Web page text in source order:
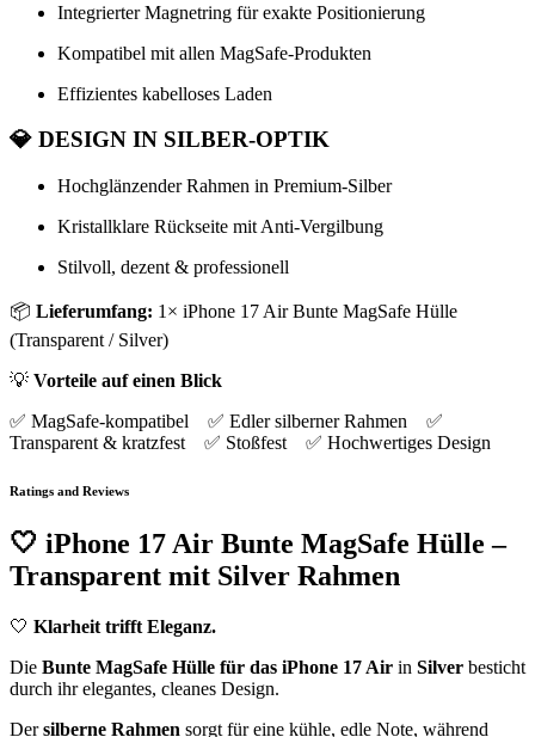
Integrierter Magnetring für exakte Positionierung
Kompatibel mit allen MagSafe-Produkten
Effizientes kabelloses Laden
💎 DESIGN IN SILBER-OPTIK
Hochglänzender Rahmen in Premium-Silber
Kristallklare Rückseite mit Anti-Vergilbung
Stilvoll, dezent & professionell
📦 Lieferumfang: 1× iPhone 17 Air Bunte MagSafe Hülle
(Transparent / Silver)
💡 Vorteile auf einen Blick
✅ MagSafe-kompatibel ✅ Edler silberner Rahmen ✅
Transparent & kratzfest ✅ Stoßfest ✅ Hochwertiges Design
Ratings and Reviews
🤍 iPhone 17 Air Bunte MagSafe Hülle –
Transparent mit Silver Rahmen
🤍 Klarheit trifft Eleganz.
Die Bunte MagSafe Hülle für das iPhone 17 Air in Silver besticht
durch ihr elegantes, cleanes Design.
Dersilberne Rahmen sorgt für eine kühle, edle Note, während